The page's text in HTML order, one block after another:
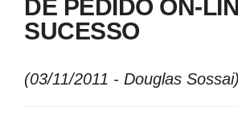
DE PEDIDO ON-
SUCESSO
(03/11/2011 - Douglas Sossai)